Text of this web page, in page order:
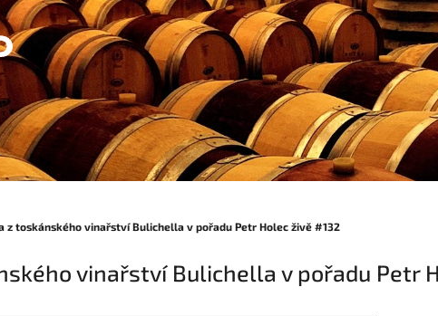
z toskánského vinařství Bulichella v pořadu Petr Holec živě #132
vinařství Bulichella v pořadu Petr